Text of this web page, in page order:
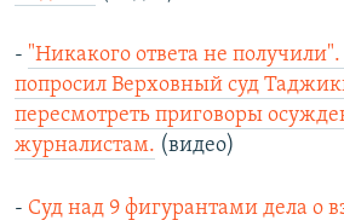
- "Никакого ответа не
попросил Верховный суд
пересмотреть приговоры
журналистам. (видео)
- Суд над 9 фигурантами дела о